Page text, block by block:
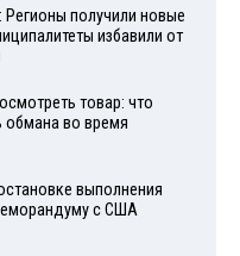
получили новые
избавили от
товар: что
обмана во время
выполнения
с США